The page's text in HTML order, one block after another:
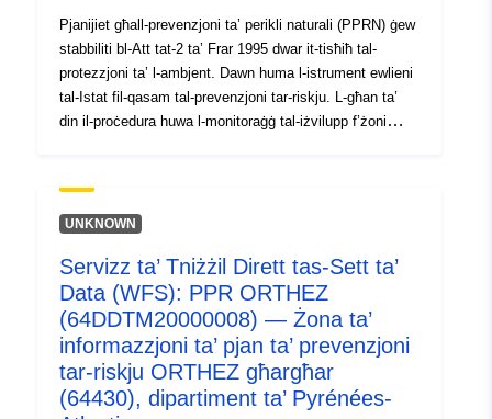
Pjanijiet għall-prevenzjoni ta’ perikli naturali (PPRN) ġew
stabbiliti bl-Att tat-2 ta’ Frar 1995 dwar it-tisħiħ tal-
protezzjoni ta’ l-ambjent. Dawn huma l-istrument ewlieni
tal-Istat fil-qasam tal-prevenzjoni tar-riskju. L-għan ta’
din il-proċedura huwa l-monitoraġġ tal-iżvilupp f’żoni
territorji (DDT). Dawn il-pjanijiet jirregolaw l-użu jew l-użu
tal-art permezz ta’ projbizzjonijiet fuq il-kostruzzjoni jew
kostruttivi, xogħol ta’ tnaqqis tal-vulnerabbiltà,
restrizzjonijiet fuq l-użu jew prattiki agrikoli, eċċ.). Dawn
il-pjanijiet jistgħu jkunu qed jiġu żviluppati (preskritti),
implimentati minn qabel jew approvati. L-informazzjoni
esperta tgħin biex titfa’ dawl fuq l-għarfien espert
imwettaq fil-qafas tal-PRN billi tispeċifika punti
partikolari (żona ta’ frammentazzjoni, ostaklu bħal
UNKNOWN
Servizz ta’ Tniżżil Dirett tas-Sett ta’
Data (WFS): PPR ORTHEZ
(64DDTM20000008) — Żona ta’
informazzjoni ta’ pjan ta’ prevenzjoni
tar-riskju ORTHEZ għargħar
(64430), dipartiment ta’ Pyrénées-